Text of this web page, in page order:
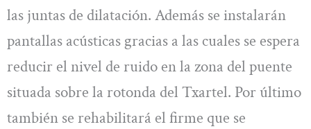
las juntas de dilatación. Además se instalarán
pantallas acústicas gracias a las cuales se espera
reducir el nivel de ruido en la zona del puente
situada sobre la rotonda del Txartel. Por último
también se rehabilitará el firme que se